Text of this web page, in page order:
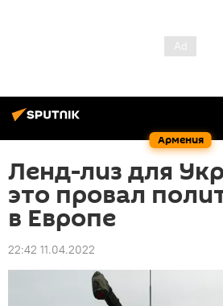
Армения
Ленд-лиз для
это провал
в Европе
22:42 11.04.2022